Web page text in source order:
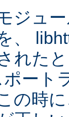
ジュ
、
れた
ート
の時